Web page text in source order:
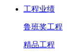
工程业绩
鲁班奖工程
精品工程